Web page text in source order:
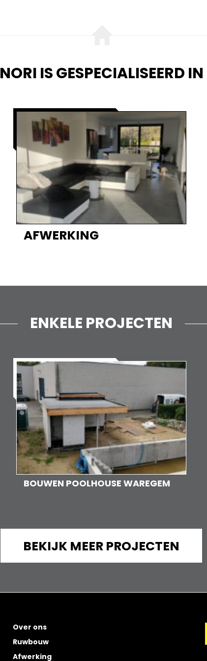
NORI IS GESPECIALISEERD IN
AFWERKING
ENKELE PROJECTEN
BOUWEN POOLHOUSE WAREGEM
BEKIJK MEER PROJECTEN
Over ons
Ruwbouw
Afwerking